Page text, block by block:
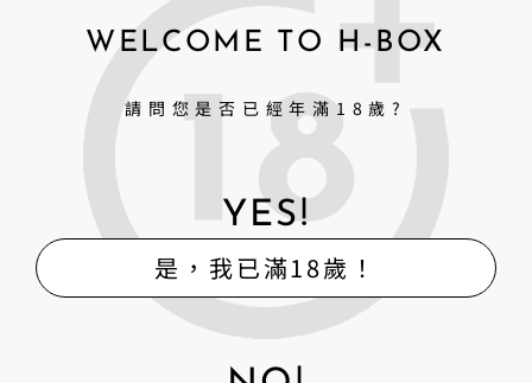
POWERMAN男性養護液
詳細資訊 →
超熱感潤滑液+(按摩潤滑二合
詳細資訊 →
WELCOME TO H-BOX
請問您是否已經年滿18歲?
YES!
是，我已滿18歲！